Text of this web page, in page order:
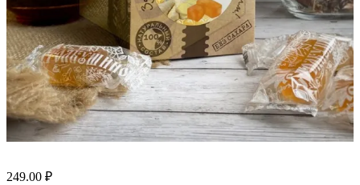
249.00 ₽